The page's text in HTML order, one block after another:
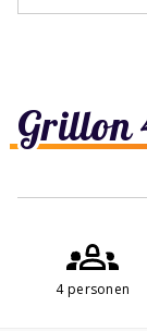
Grillon
4 personen